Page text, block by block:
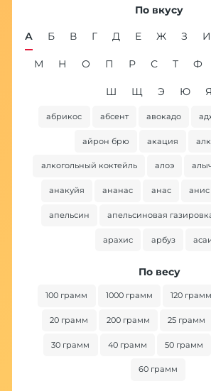
По вкусу
А Б В Г Д Е Ж З И
М Н О П Р С Т Ф
Ш Щ Э Ю Я
абрикос абсент авокадо
айрон брю акация
алкогольный коктейль алоэ
анакуйя ананас анас анис
апельсин апельсиновая
арахис арбуз
По весу
100 грамм 1000 грамм 120 грамм
20 грамм 200 грамм 25 грамм
30 грамм 40 грамм 50 грамм
60 грамм